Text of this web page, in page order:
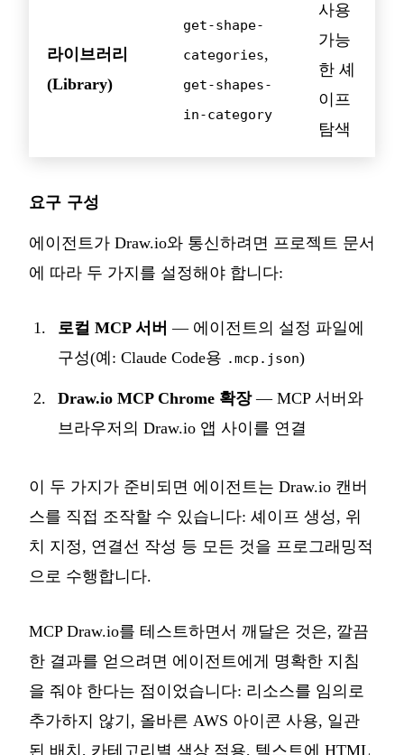
라이브러리
(Library)
get-shape-
categories,
get-shapes-
in-category
사용
가능
한 셰
이프
탐색
요구 구성
에이전트가 Draw.io와 통신하려면 프로젝트 문서
에 따라 두 가지를 설정해야 합니다:
로컬 MCP 서버 — 에이전트의 설정 파일에
구성(예: Claude Code용 .mcp.json)
Draw.io MCP Chrome 확장— MCP 서버와
브라우저의 Draw.io 앱 사이를 연결
이 두 가지가 준비되면 에이전트는 Draw.io 캔버
스를 직접 조작할 수 있습니다: 셰이프 생성, 위
치 지정, 연결선 작성 등 모든 것을 프로그래밍적
으로 수행합니다.
MCP Draw.io를 테스트하면서 깨달은 것은, 깔끔
한 결과를 얻으려면 에이전트에게 명확한 지침
을 줘야 한다는 점이었습니다: 리소스를 임의로
추가하지 않기, 올바른 AWS 아이콘 사용, 일관
된 배치, 카테고리별 색상 적용, 텍스트에 HTML